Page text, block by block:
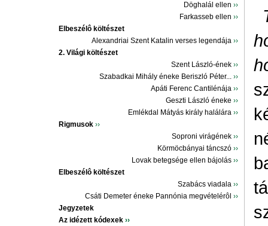
Döghalál ellen ››
Farkasseb ellen ››
Elbeszélô költészet
Alexandriai Szent Katalin verses legendája ››
2. Világi költészet
Szent László-ének ››
Szabadkai Mihály éneke Beriszló Péter... ››
Apáti Ferenc Cantilénája ››
Geszti László éneke ››
Emlékdal Mátyás király halálára ››
Rigmusok ››
Soproni virágének ››
Körmöcbányai táncszó ››
Lovak betegsége ellen bájolás ››
Elbeszélô költészet
Szabács viadala ››
Csáti Demeter éneke Pannónia megvételérôl ››
Jegyzetek
Az idézett kódexek ››